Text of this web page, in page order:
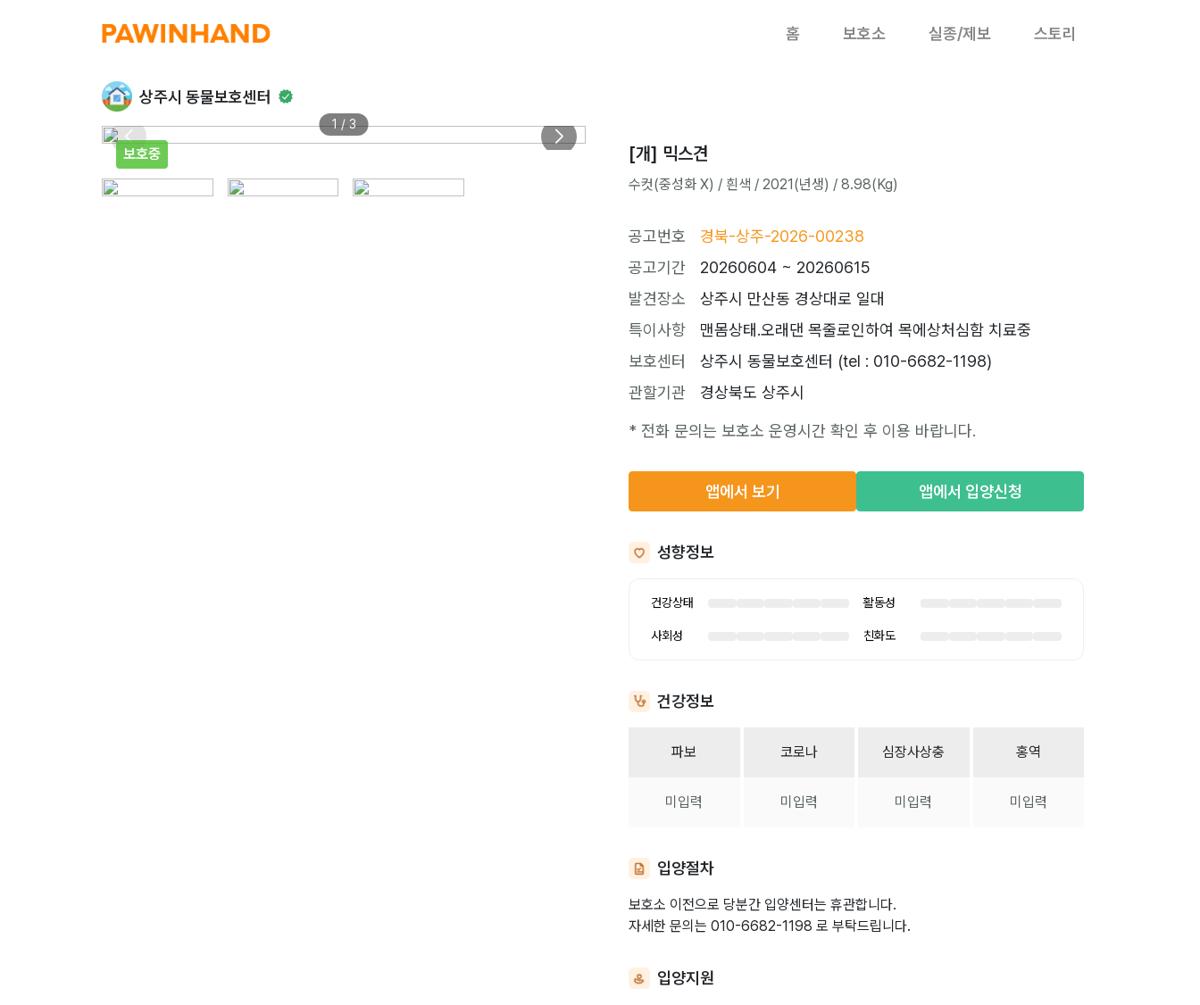
홈 보호소 실종/제보 스토리
상주시 동물보호센터
보호중
1 / 3
[개] 믹스견
수컷(중성화 X) / 흰색 / 2021(년생) / 8.98(Kg)
공고번호
경북-상주-2026-00238
공고기간
20260604 ~ 20260615
발견장소
상주시 만산동 경상대로 일대
특이사항
맨몸상태.오래댄 목줄로인하여 목에상처심함 치료중
보호센터
상주시 동물보호센터 (tel : 010-6682-1198)
관할기관
경상북도 상주시
* 전화 문의는 보호소 운영시간 확인 후 이용 바랍니다.
앱에서 보기 앱에서 입양신청
성향정보
건강상태 활동성
사회성 친화도
건강정보
파보
미입력
코로나
미입력
심장사상충
미입력
홍역
미입력
입양절차
보호소 이전으로 당분간 입양센터는 휴관합니다.
입양지원